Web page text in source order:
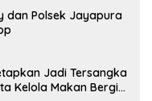
dan Polsek Jayapura
Jadi Tersangka
Kelola Makan Bergizi